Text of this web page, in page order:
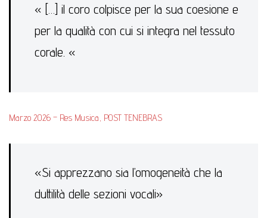
« […] il coro colpisce per la sua coesione e
per la qualità con cui si integra nel tessuto
corale. «
Marzo 2026 – Res Musica, POST TENEBRAS
«Si apprezzano sia l’omogeneità che la
duttilità delle sezioni vocali»